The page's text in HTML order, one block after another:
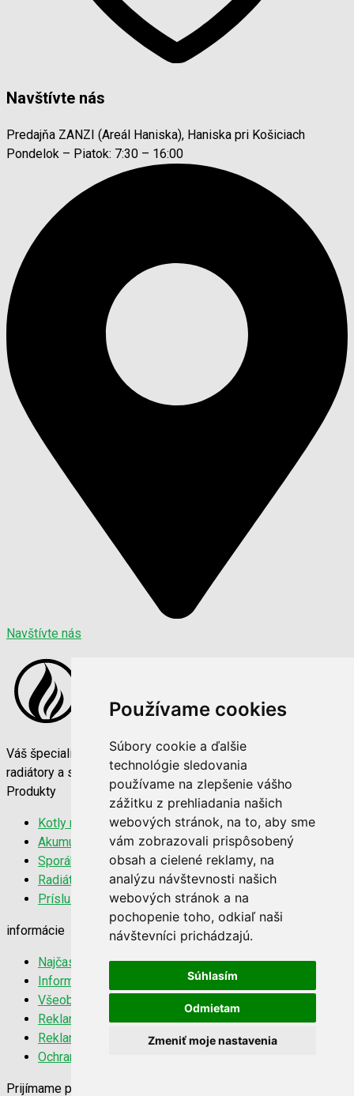
Používame cookies
Súbory cookie a ďalšie
technológie sledovania
používame na zlepšenie vášho
zážitku z prehliadania našich
webových stránok, na to, aby sme
vám zobrazovali prispôsobený
obsah a cielené reklamy, na
analýzu návštevnosti našich
webových stránok a na
pochopenie toho, odkiaľ naši
návštevníci prichádzajú.
Súhlasím
Odmietam
Zmeniť moje nastavenia
Navštívte nás
Predajňa ZANZI (Areál Haniska), Haniska pri Košiciach
Pondelok – Piatok: 7:30 – 16:00
Navštívte nás
Váš špecialista na vykurovaciu techniku. Kvalitné kotly,
radiátory a sporáky za najlepšie ceny na trhu.
Produkty
Kotly na tuhé palivo
Akumulačné nádrže
Sporáky a kachle
Radiátory 22K
Príslušenstvo
informácie
Najčastejšie otázky
Informácie o doprave
Všeobecné obchodné podmienky
Reklamačný poriadok
Reklamačný protokol
Ochrana súkromia
Prijímame platobné karty